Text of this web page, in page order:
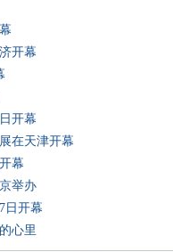
开幕
开幕
在天津开幕
幕
举办
日开幕
心里